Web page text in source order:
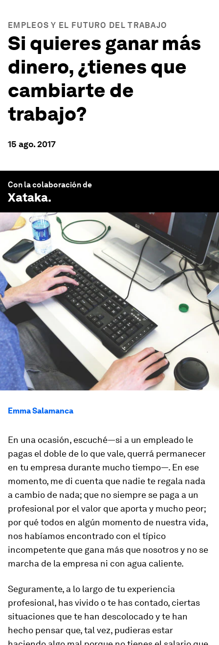
EMPLEOS Y EL FUTURO DEL TRABAJO
Si quieres ganar más
dinero, ¿tienes que
cambiarte de
trabajo?
15 ago. 2017
Con la colaboración de
Xataka.
Emma Salamanca
En una ocasión, escuché—si a un empleado le
pagas el doble de lo que vale, querrá permanecer
en tu empresa durante mucho tiempo—. En ese
momento, me di cuenta que nadie te regala nada
a cambio de nada; que no siempre se paga a un
profesional por el valor que aporta y mucho peor;
por qué todos en algún momento de nuestra vida,
nos habíamos encontrado con el típico
incompetente que gana más que nosotros y no se
marcha de la empresa ni con agua caliente.
Seguramente, a lo largo de tu experiencia
profesional, has vivido o te has contado, ciertas
situaciones que te han descolocado y te han
hecho pensar que, tal vez, pudieras estar